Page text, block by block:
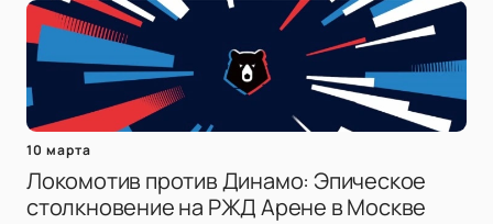
10 марта
Локомотив против Динамо: Эпическое
столкновение на РЖД Арене в Москве